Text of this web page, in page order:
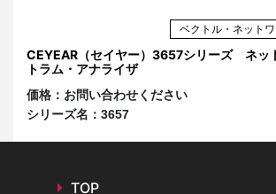
ベクトル・ネット
CEYEAR（セイヤー）3657シリーズ ネッ
トラム・アナライザ
価格： お問い合わせください
シリーズ名： 3657
TOP